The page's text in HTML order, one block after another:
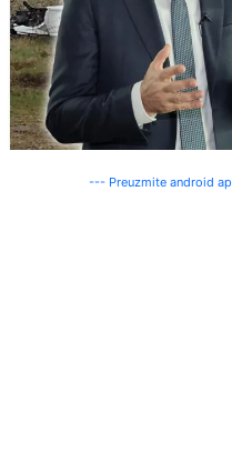
--- Preuzmite android